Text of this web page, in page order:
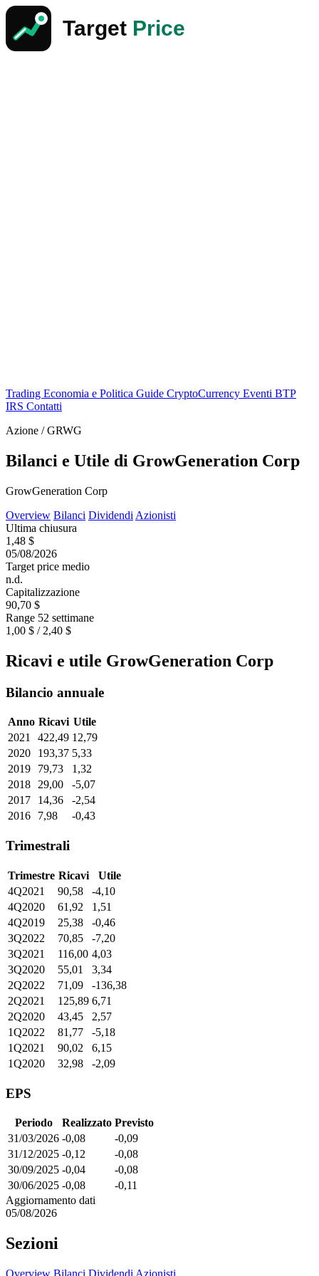
Trading Economia e Politica Guide CryptoCurrency Eventi BTP
IRS Contatti
Azione / GRWG
Bilanci e Utile di GrowGeneration Corp
GrowGeneration Corp
Overview Bilanci Dividendi Azionisti
Ultima chiusura
1,48 $
05/08/2026
Target price medio
n.d.
Capitalizzazione
90,70 $
Range 52 settimane
1,00 $ / 2,40 $
Ricavi e utile GrowGeneration Corp
Bilancio annuale
Anno Ricavi Utile
2021
422,49 12,79
2020
193,37 5,33
2019
79,73
1,32
2018
29,00
-5,07
2017
14,36
-2,54
2016
7,98 -0,43
Trimestrali
Trimestre Ricavi
Utile
4Q2021
90,58
-4,10
4Q2020
61,92
1,51
4Q2019
25,38
-0,46
3Q2022
70,85
-7,20
3Q2021
116,00 4,03
3Q2020
55,01
3,34
2Q2022
71,09
-136,38
2Q2021
125,89 6,71
2Q2020
43,45
2,57
1Q2022
81,77
-5,18
1Q2021
90,02
6,15
1Q2020
32,98 -2,09
EPS
Periodo Realizzato Previsto
31/03/2026 -0,08
-0,09
31/12/2025 -0,12
-0,08
30/09/2025 -0,04
-0,08
30/06/2025 -0,08
-0,11
Aggiornamento dati
05/08/2026
Sezioni
Overview Bilanci Dividendi Azionisti